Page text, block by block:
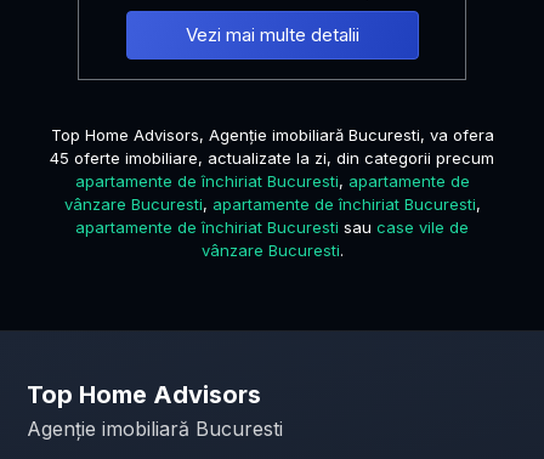
Vezi mai multe detalii
Top Home Advisors, Agenție imobiliară Bucuresti, va ofera
45 oferte imobiliare, actualizate la zi, din categorii precum
apartamente de închiriat Bucuresti, apartamente de
vânzare Bucuresti, apartamente de închiriat Bucuresti,
apartamente de închiriat Bucuresti sau case vile de
vânzare Bucuresti.
Top Home Advisors
Agenție imobiliară Bucuresti